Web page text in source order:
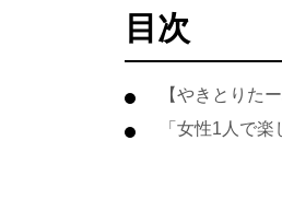
目次
【やきとりた
「女性1人で